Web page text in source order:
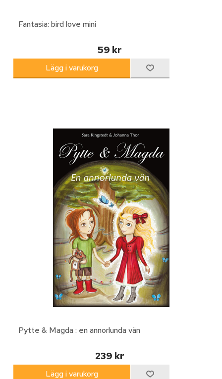
Fantasia: bird love mini
59 kr
Pytte & Magda : en annorlunda vän
239 kr